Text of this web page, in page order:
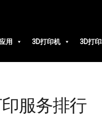
用
3D打印机 3D打
服务排行